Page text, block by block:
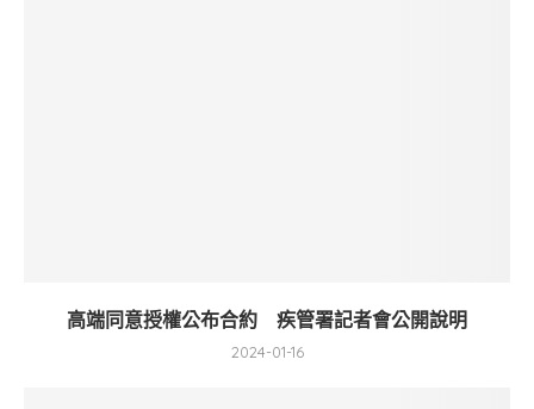
高端同意授權公布合約 疾管署記者會公開說明
2024-01-16